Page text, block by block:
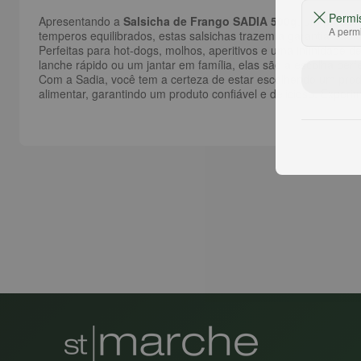
Apresentando a Salsicha de Frango SADIA 500g
, um
temperos equilibrados, estas salsichas trazem a garantia
Perfeitas para hot-dogs, molhos, aperitivos e uma infinidade
lanche rápido ou um jantar em família, elas são a escolha
Com a Sadia, você tem a certeza de estar escolhendo um
alimentar, garantindo um produto confiável e delicioso.
A